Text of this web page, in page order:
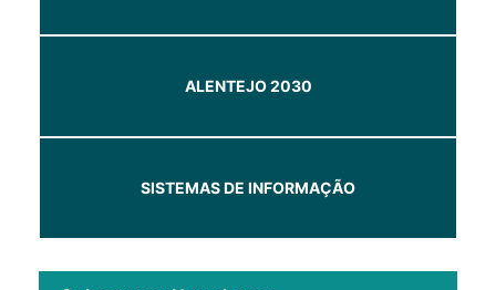
ALENTEJO 2030
SISTEMAS DE INFORMAÇÃO